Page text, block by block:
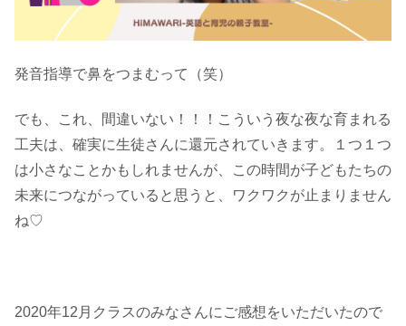
発音指導で鼻をつまむって（笑）
でも、これ、間違いない！！！こういう夜な夜な育まれる
工夫は、確実に生徒さんに還元されていきます。１つ１つ
は小さなことかもしれませんが、この時間が子どもたちの
未来につながっていると思うと、ワクワクが止まりません
ね♡
2020年12月クラスのみなさんにご感想をいただいたので